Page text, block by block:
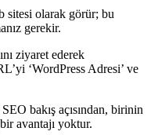
sitesi olarak görür; bu
gerekir.
ziyaret ederek
‘WordPress Adresi’ ve
bakış açısından, birinin
avantajı yoktur.